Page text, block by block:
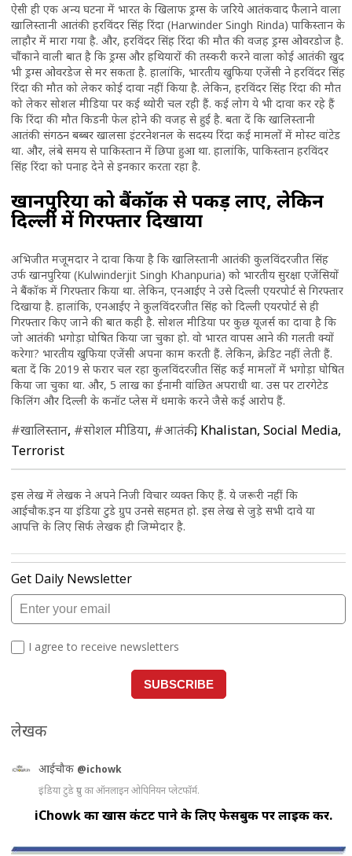
ऐसी ही एक अन्य घटना में भारत के खिलाफ ड्रग्स के जरिये आतंकवाद फैलाने वाला
खालिस्तानी आतंकी हरविंदर सिंह रिंदा (Harwinder Singh Rinda) पाकिस्तान के
लाहौर में मारा गया है. और, हरविंदर सिंह रिंदा की मौत की वजह ड्रग्स ओवरडोज है.
चौंकाने वाली बात है कि ड्रग्स और हथियारों की तस्करी करने वाला कोई आतंकी खुद
भी ड्रग्स ओवरडेज से मर सकता है. हालांकि, भारतीय खुफिया एजेंसी ने हरविंदर सिंह
रिंदा की मौत को लेकर कोई दावा नहीं किया है. लेकिन, हरविंदर सिंह रिंदा की मौत
को लेकर सोशल मीडिया पर कई थ्योरी चल रही हैं. कई लोग ये भी दावा कर रहे हैं
कि रिंदा की मौत किडनी फेल होने की वजह से हुई है. बता दें कि खालिस्तानी
आतंकी संगठन बब्बर खालसा इंटरनेशनल के सदस्य रिंदा कई मामलों में मोस्ट वांटेड
था. और, लंबे समय से पाकिस्तान में छिपा हुआ था. हालांकि, पाकिस्तान हरविंदर
सिंह रिंदा को पनाह देने से इनकार करता रहा है.
खानपुरिया को बैंकॉक से पकड़ लाए, लेकिन
दिल्ली में गिरफ्तार दिखाया
अभिजीत मजूमदार ने दावा किया है कि खालिस्तानी आतंकी कुलविंदरजीत सिंह
उर्फ खानपुरिया (Kulwinderjit Singh Khanpuria) को भारतीय सुरक्षा एजेंसियों
ने बैंकॉक में गिरफ्तार किया था. लेकिन, एनआईए ने उसे दिल्ली एयरपोर्ट से गिरफ्तार
दिखाया है. हालांकि, एनआईए ने कुलविंदरजीत सिंह को दिल्ली एयरपोर्ट से ही
गिरफ्तार किए जाने की बात कही है. सोशल मीडिया पर कुछ यूजर्स का दावा है कि
जो आतंकी भगोड़ा घोषित किया जा चुका हो. वो भारत वापस आने की गलती क्यों
करेगा? भारतीय खुफिया एजेंसी अपना काम करती हैं. लेकिन, क्रेडिट नहीं लेती हैं.
बता दें कि 2019 से फरार चल रहा कुलविंदरजीत सिंह कई मामलों में भगोड़ा घोषित
किया जा चुका था. और, 5 लाख का ईनामी वांछित अपराधी था. उस पर टारगेटेड
किलिंग और दिल्ली के कनॉट प्लेस में धमाके करने जैसे कई आरोप हैं.
#खालिस्तान, #सोशल मीडिया, #आतंकी, Khalistan, Social Media,
Terrorist
इस लेख में लेखक ने अपने निजी विचार व्यक्त किए हैं. ये जरूरी नहीं कि
आईचौक.इन या इंडिया टुडे ग्रुप उनसे सहमत हो. इस लेख से जुड़े सभी दावे या
आपत्ति के लिए सिर्फ लेखक ही जिम्मेदार है.
लेखक
आईचौक @ichowk
इंडिया टुडे ग्रुप का ऑनलाइन ओपिनियन प्लेटफॉर्म.
iChowk का खास कंटेंट पाने के लिए फेसबुक पर लाइक करें.